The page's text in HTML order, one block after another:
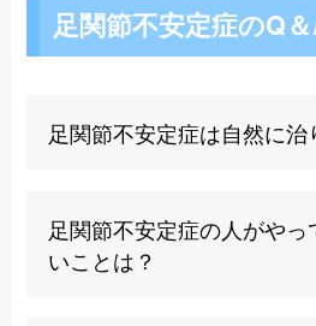
足関節不安定症のQ
足関節不安定症は自然に治
療とリハビリテーションによ
回復させる必要があります。
性化し、繰り返し捻挫を起こ
足関節不安定症の人がやっ
いことは？